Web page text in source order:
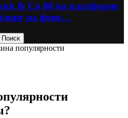
& Co 08 на платформе
на фоне…
популярности